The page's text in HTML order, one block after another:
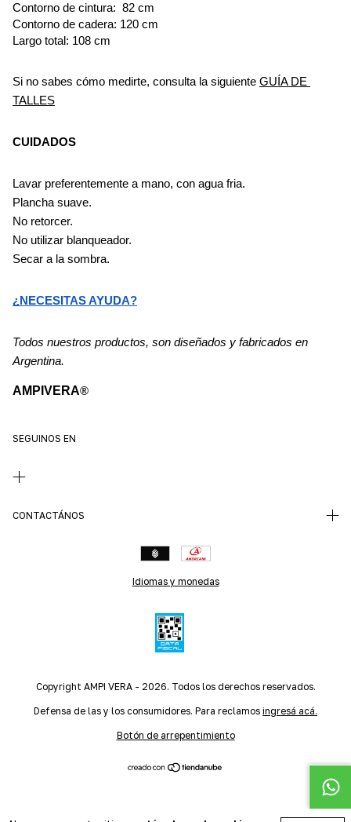
Contorno de cintura:  82 cm
Contorno de cadera: 120 cm
Largo total: 108 cm
Si no sabes cómo medirte, consulta la siguiente GUÍA DE
TALLES
CUIDADOS
Lavar preferentemente a mano, con agua fria.
Plancha suave.
No retorcer.
No utilizar blanqueador.
Secar a la sombra.
¿NECESITAS AYUDA?
Todos nuestros productos, son diseñados y fabricados en
Argentina.
AMPIVERA®
SEGUINOS EN
CONTACTÁNOS
Idiomas y monedas
Copyright AMPI VERA - 2026. Todos los derechos reservados.
Defensa de las y los consumidores. Para reclamos ingresá acá.
Botón de arrepentimiento